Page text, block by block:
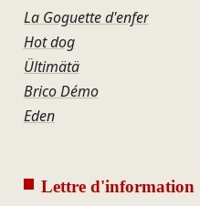
La Goguette d'enfer
Hot dog
Ültimätä
Brico Démo
Eden
Lettre d'information